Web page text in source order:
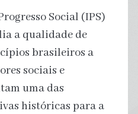
Social (IPS)
a qualidade de
brasileiros a
sociais e
uma das
históricas para a